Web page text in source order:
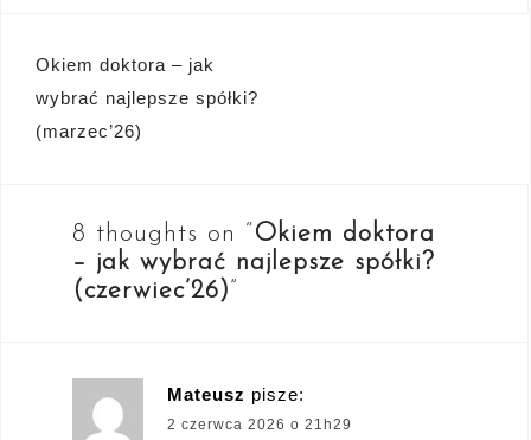
Nawigacja
wpisu
Okiem doktora – jak
wybrać najlepsze spółki?
(marzec’26)
8 thoughts on “Okiem doktora
– jak wybrać najlepsze spółki?
(czerwiec’26)”
Mateusz pisze:
2 czerwca 2026 o 21h29